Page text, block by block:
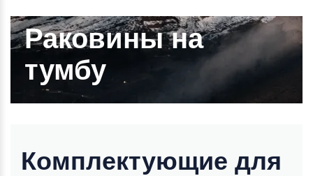
Раковины на
тумбу
Комплектующие для